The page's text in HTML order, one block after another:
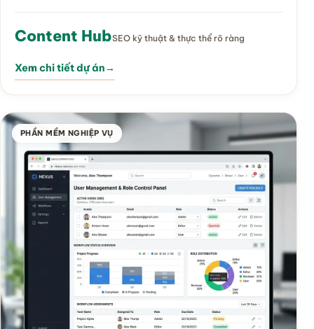
Content HubSEO kỹ thuật & thực thể rõ ràng
Xem chi tiết dự án→
PHẦN MỀM NGHIỆP VỤ